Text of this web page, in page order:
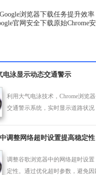
浏览器下载任务提升效率
官网安全下载原始Chrome
电泳显示动态交通警示
利用大气电泳技术，Chrome浏览
交通警示系统，实时显示道路状况
调整网络超时设置提高稳定性
调整谷歌浏览器中的网络超时设
定性。通过优化超时参数，避免